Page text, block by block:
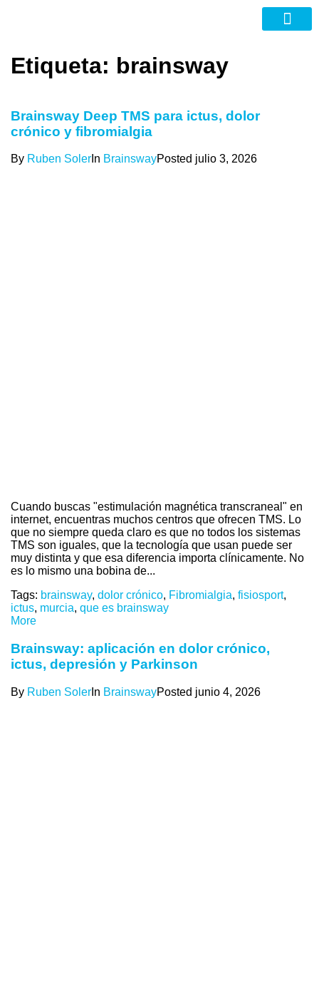
Etiqueta: brainsway
Brainsway Deep TMS para ictus, dolor
crónico y fibromialgia
By Ruben Soler In BrainswayPosted julio 3, 2026
Cuando buscas "estimulación magnética transcraneal" en
internet, encuentras muchos centros que ofrecen TMS. Lo
que no siempre queda claro es que no todos los sistemas
TMS son iguales, que la tecnología que usan puede ser
muy distinta y que esa diferencia importa clínicamente. No
es lo mismo una bobina de...
Tags: brainsway, dolor crónico, Fibromialgia, fisiosport,
ictus, murcia, que es brainsway
More
Brainsway: aplicación en dolor crónico,
ictus, depresión y Parkinson
By Ruben Soler In BrainswayPosted junio 4, 2026